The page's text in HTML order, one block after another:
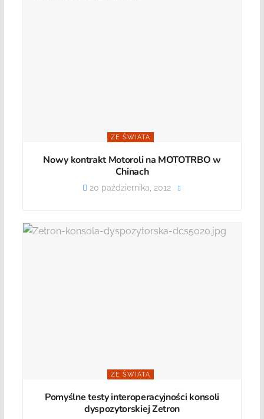
ZE ŚWIATA
Nowy kontrakt Motoroli na MOTOTRBO w
Chinach
20 października, 2012
ZE ŚWIATA
Pomyślne testy interoperacyjności konsoli
dyspozytorskiej Zetron